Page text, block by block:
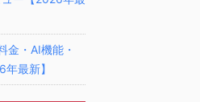
金・AI機能・
最新】